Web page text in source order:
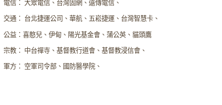
電信： 大眾電信、台灣固網、遠傳電信、
交通： 台北捷運公司、華航、五崧捷運、台灣智慧卡、
公益：喜憨兒、伊甸、陽光基金會、蒲公英、貓頭鷹
宗教： 中台禪寺、基督教行道會、基督教浸信會、
軍方： 空軍司令部、國防醫學院、